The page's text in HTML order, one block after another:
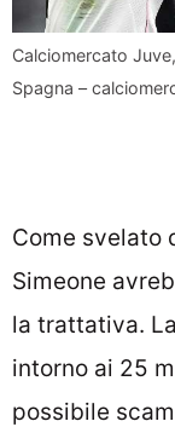
Calciomercato
Spagna –
Come svelato
Simeone
la trattativa.
intorno ai 25
possibile